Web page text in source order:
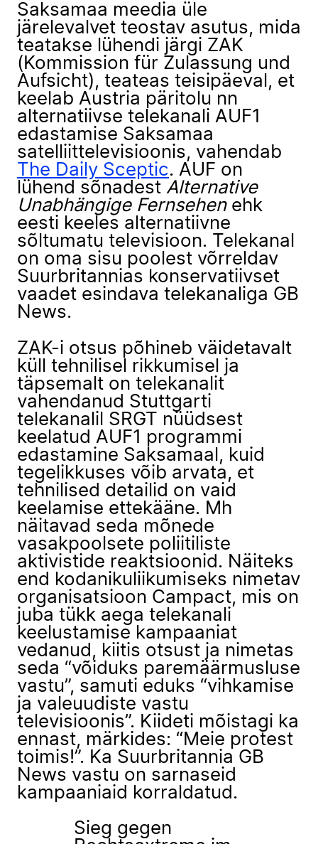
Saksamaa meedia üle
järelevalvet teostav asutus, mida
teatakse lühendi järgi ZAK
(Kommission für Zulassung und
Aufsicht), teateas teisipäeval, et
keelab Austria päritolu nn
alternatiivse telekanali AUF1
edastamise Saksamaa
satelliittelevisioonis, vahendab
The Daily Sceptic. AUF on
lühend sõnadest Alternative
Unabhängige Fernsehenehk
eesti keeles alternatiivne
sõltumatu televisioon. Telekanal
on oma sisu poolest võrreldav
Suurbritannias konservatiivset
vaadet esindava telekanaliga GB
News.
ZAK-i otsus põhineb väidetavalt
küll tehnilisel rikkumisel ja
täpsemalt on telekanalit
vahendanud Stuttgarti
telekanalil SRGT nüüdsest
keelatud AUF1 programmi
edastamine Saksamaal, kuid
tegelikkuses võib arvata, et
tehnilised detailid on vaid
keelamise ettekääne. Mh
näitavad seda mõnede
vasakpoolsete poliitiliste
aktivistide reaktsioonid. Näiteks
end kodanikuliikumiseks nimetav
organisatsioon Campact, mis on
juba tükk aega telekanali
keelustamise kampaaniat
vedanud, kiitis otsust ja nimetas
seda “võiduks paremäärmusluse
vastu”, samuti eduks “vihkamise
ja valeuudiste vastu
televisioonis”. Kiideti mõistagi ka
ennast, märkides: “Meie protest
toimis!”. Ka Suurbritannia GB
News vastu on sarnaseid
kampaaniaid korraldatud.
Sieg gegen